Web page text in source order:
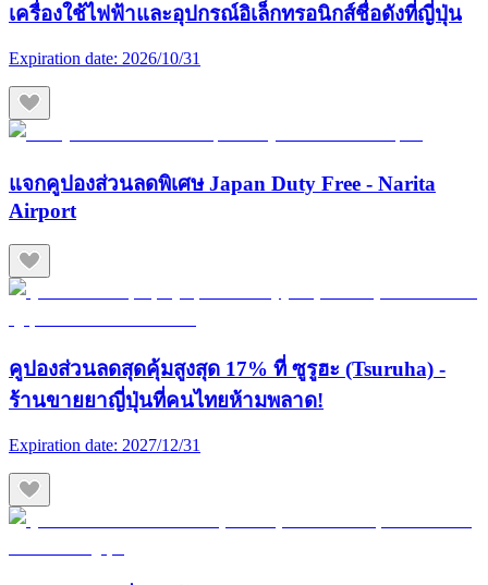
เครื่องใช้ไฟฟ้าและอุปกรณ์อิเล็กทรอนิกส์ชื่อดังที่ญี่ปุ่น
Expiration date: 2026/10/31
แจกคูปองส่วนลดพิเศษ Japan Duty Free - Narita
Airport
คูปองส่วนลดสุดคุ้มสูงสุด 17% ที่ ซูรูฮะ (Tsuruha) -
ร้านขายยาญี่ปุ่นที่คนไทยห้ามพลาด!
Expiration date: 2027/12/31